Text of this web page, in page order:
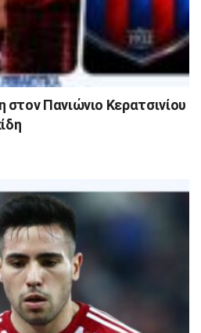
Πανιώνιο Κερατσινίου